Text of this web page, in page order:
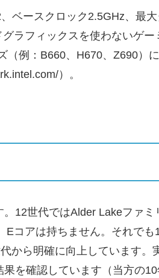
ベースクロック2.5GHz、最
ラフィックスを使わないゲー
（例：B660、H670、Z690）
）。
12世代ではAlder Lakeファミ
コアは持ちません。それでも
から明確に向上しています。
を確認しています（当方の